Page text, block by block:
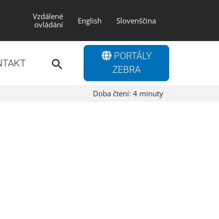
Vzdálené
ovládání
English Slovenščina
PORTÁLY
ZEBRA
Doba čtení: 4 minuty